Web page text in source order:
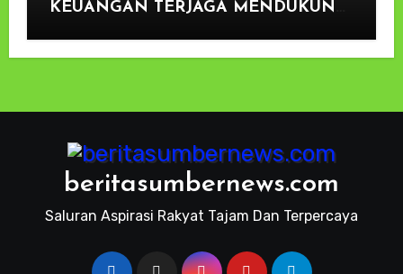
KEUANGAN TERJAGA MENDUKUNG
beritasumbernews.com
Saluran Aspirasi Rakyat Tajam Dan Terpercaya